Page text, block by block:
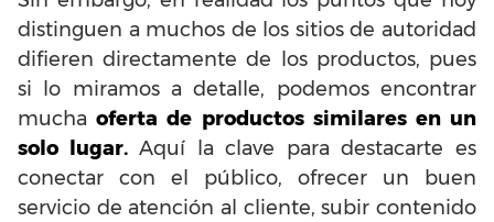
distinguen a muchos de los sitios de autoridad
difieren directamente de los productos, pues
si lo miramos a detalle, podemos encontrar
mucha oferta de productos similares en un
solo lugar.Aquí la clave para destacarte es
conectar con el público, ofrecer un buen
servicio de atención al cliente, subir contenido